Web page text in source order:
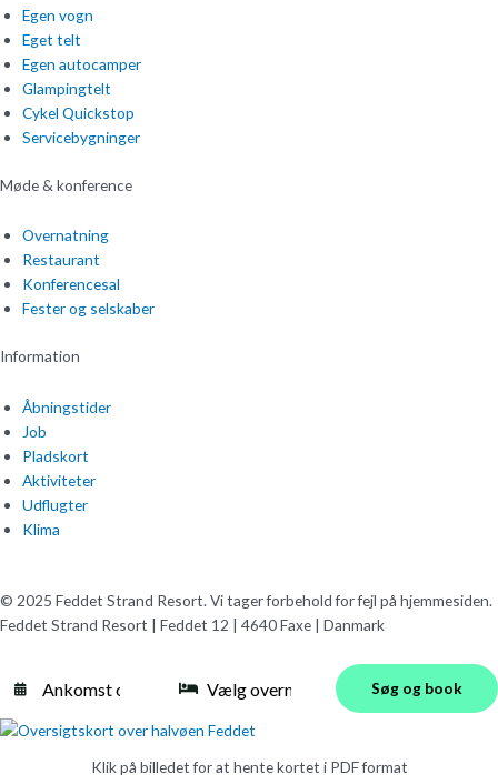
Egen vogn
Eget telt
Egen autocamper
Glampingtelt
Cykel Quickstop
Servicebygninger
Møde & konference
Overnatning
Restaurant
Konferencesal
Fester og selskaber
Information
Åbningstider
Job
Pladskort
Aktiviteter
Udflugter
Klima
© 2025 Feddet Strand Resort. Vi tager forbehold for fejl på hjemmesiden.
Feddet Strand Resort | Feddet 12 | 4640 Faxe | Danmark
Søg og book
Klik på billedet for at hente kortet i PDF format